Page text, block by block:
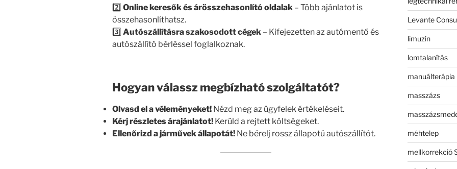
2️⃣ Online keresők és árösszehasonlító oldalak – Több ajánlatot is
összehasonlíthatsz.
3️⃣ Autószállításra szakosodott cégek – Kifejezetten az autómentő és
autószállító bérléssel foglalkoznak.
Hogyan válassz megbízható szolgáltatót?
Olvasd el a véleményeket! Nézd meg az ügyfelek értékeléseit.
Kérj részletes árajánlatot! Kerüld a rejtett költségeket.
Ellenőrizd a járművek állapotát! Ne bérelj rossz állapotú autószállítót.
Levante
limuzin
lomtalanítás
manuálterápia
masszázs
méhtelep
mellkorrekció